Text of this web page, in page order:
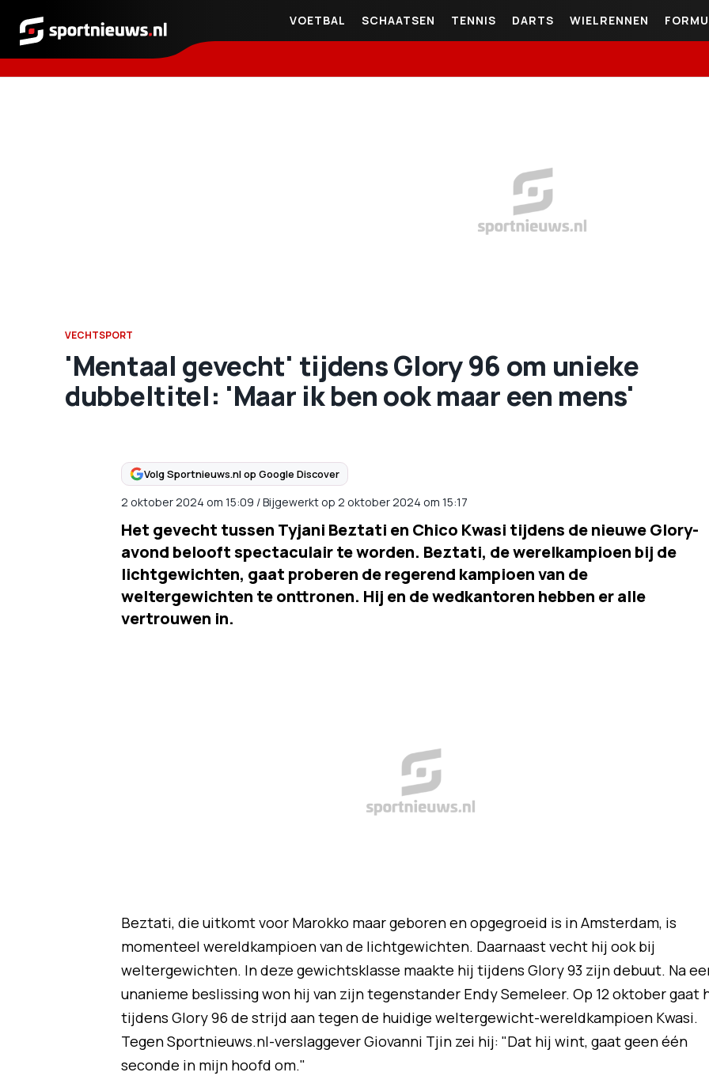
Sportnieuws.nl
VOETBAL SCHAATSEN TENNIS DARTS WIELRENNEN
VECHTSPORT
'Mentaal gevecht' tijdens Glory 96 om unieke
dubbeltitel: 'Maar ik ben ook maar een mens'
Volg Sportnieuws.nl op Google Discover
2 oktober 2024 om 15:09 /Bijgewerkt op 2 oktober 2024 om 15:17
Het gevecht tussen Tyjani Beztati en Chico Kwasi tijdens de nieuwe Glory-
avond belooft spectaculair te worden. Beztati, de werelkampioen bij de
lichtgewichten, gaat proberen de regerend kampioen van de
weltergewichten te onttronen. Hij en de wedkantoren hebben er alle
vertrouwen in.
Beztati, die uitkomt voor Marokko maar geboren en opgegroeid is in Amsterdam, is
momenteel wereldkampioen van de lichtgewichten. Daarnaast vecht hij ook bij
weltergewichten. In deze gewichtsklasse maakte hij tijdens Glory 93 zijn debuut. Na
unanieme beslissing won hij van zijn tegenstander Endy Semeleer. Op 12 oktober gaat
tijdens Glory 96 de strijd aan tegen de huidige weltergewicht-wereldkampioen Kwasi.
Tegen Sportnieuws.nl-verslaggever Giovanni Tjin zei hij: "Dat hij wint, gaat geen één
seconde in mijn hoofd om."